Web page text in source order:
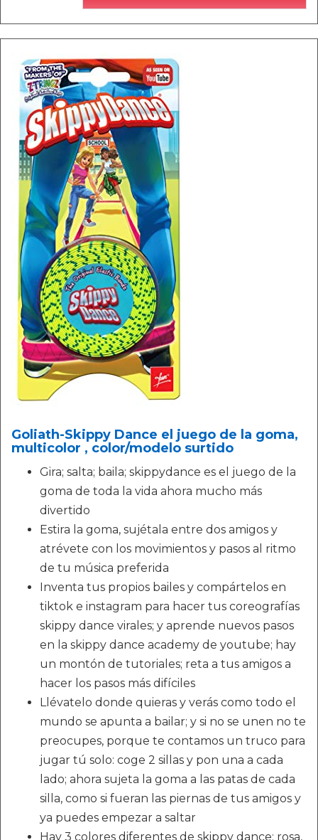
Goliath-Skippy Dance el juego de la goma,
multicolor , color/modelo surtido
Gira; salta; baila; skippydance es el juego de la
goma de toda la vida ahora mucho más
divertido
Estira la goma, sujétala entre dos amigos y
atrévete con los movimientos y pasos al ritmo
de tu música preferida
Inventa tus propios bailes y compártelos en
tiktok e instagram para hacer tus coreografías
skippy dance virales; y aprende nuevos pasos
en la skippy dance academy de youtube; hay
un montón de tutoriales; reta a tus amigos a
hacer los pasos más difíciles
Llévatelo donde quieras y verás como todo el
mundo se apunta a bailar; y si no se unen no te
preocupes, porque te contamos un truco para
jugar tú solo: coge 2 sillas y pon una a cada
lado; ahora sujeta la goma a las patas de cada
silla, como si fueran las piernas de tus amigos y
ya puedes empezar a saltar
Hay 3 colores diferentes de skippy dance: rosa,